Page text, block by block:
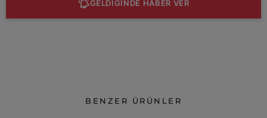
GELDİĞİNDE HABER VER
BENZER ÜRÜNLER